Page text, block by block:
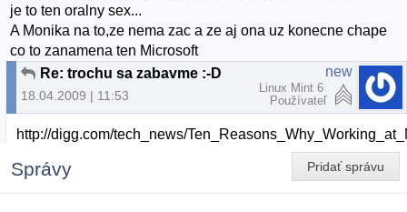
je to ten oralny sex...
A Monika na to,ze nema zac a ze aj ona uz konecne chape
co to zanamena ten Microsoft
Re: trochu sa zabavme :-D
18.04.2009 | 11:53
new
Linux Mint 6
Používateľ
http://digg.com/tech_news/
Pridať správu
Správy